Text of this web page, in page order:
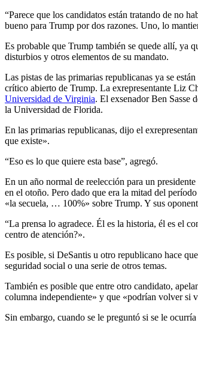
“Parece que los candidatos están tratando de no
bueno para Trump por dos razones. Uno, lo
Es probable que Trump también se quede allí, ya
disturbios y otros elementos de su mandato.
Las pistas de las primarias republicanas ya se
crítico abierto de Trump. La exrepresentante Liz
Universidad de Virginia. El exsenador Ben Sasse
la Universidad de Florida.
En las primarias republicanas, dijo el
que existe».
“Eso es lo que quiere esta base”, agregó.
En un año normal de reelección para un
en el otoño. Pero dado que era la mitad del
«la secuela, … 100%» sobre Trump. Y sus
“La prensa lo agradece. Él es la historia, él es el
centro de atención?».
Es posible, si DeSantis u otro republicano hace
seguridad social o una serie de otros temas.
También es posible que entre otro candidato,
columna independiente» y que «podrían volver si
Sin embargo, cuando se le preguntó si se le